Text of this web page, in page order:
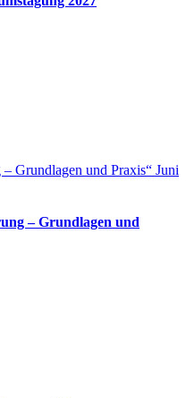
Grundlagen und Praxis“ Juni
– Grundlagen und